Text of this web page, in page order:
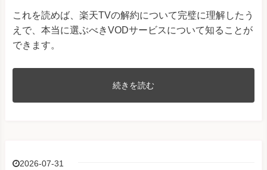
これを読めば、楽天TVの解約について完璧に理解したう
えで、本当に選ぶべきVODサービスについて知ることが
できます。
続きを読む
2026-07-31